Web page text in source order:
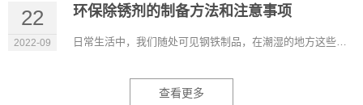
22
2022-09
环保除锈剂的制备方法和注意事项
日常生活中，我们随处可见钢铁制品，在潮湿的地方这些材料容易生锈，除锈剂的出现能除去它表面的锈，而环保除锈剂...
查看更多